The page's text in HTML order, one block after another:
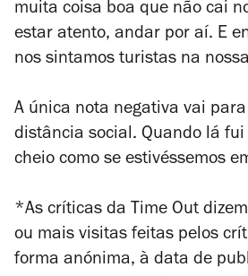
muita coisa boa que não cai
estar atento, andar por aí. E
nos sintamos turistas na
A única nota negativa vai
distância social. Quando lá fui
cheio como se estivéssemos
*As críticas da Time Out
ou mais visitas feitas pelos
forma anónima, à data de